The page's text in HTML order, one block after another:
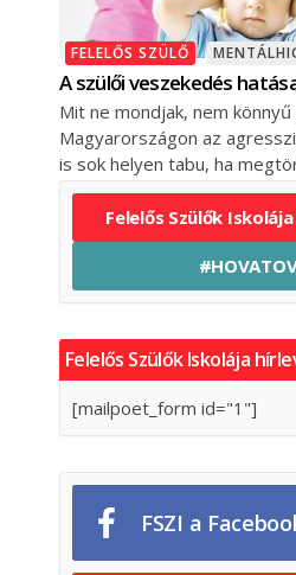
FELELŐS SZÜLŐ
A szülői veszekedés
Mit ne mondjak, nem könnyű
Magyarországon az
is sok helyen tabu, ha
Felelős Szülők
Felelős Szülők Iskolája
[mailpoet_form id="1"]
FSZI a